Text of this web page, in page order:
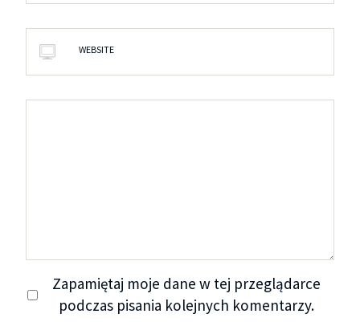
WEBSITE
Zapamiętaj moje dane w tej przeglądarce
podczas pisania kolejnych komentarzy.